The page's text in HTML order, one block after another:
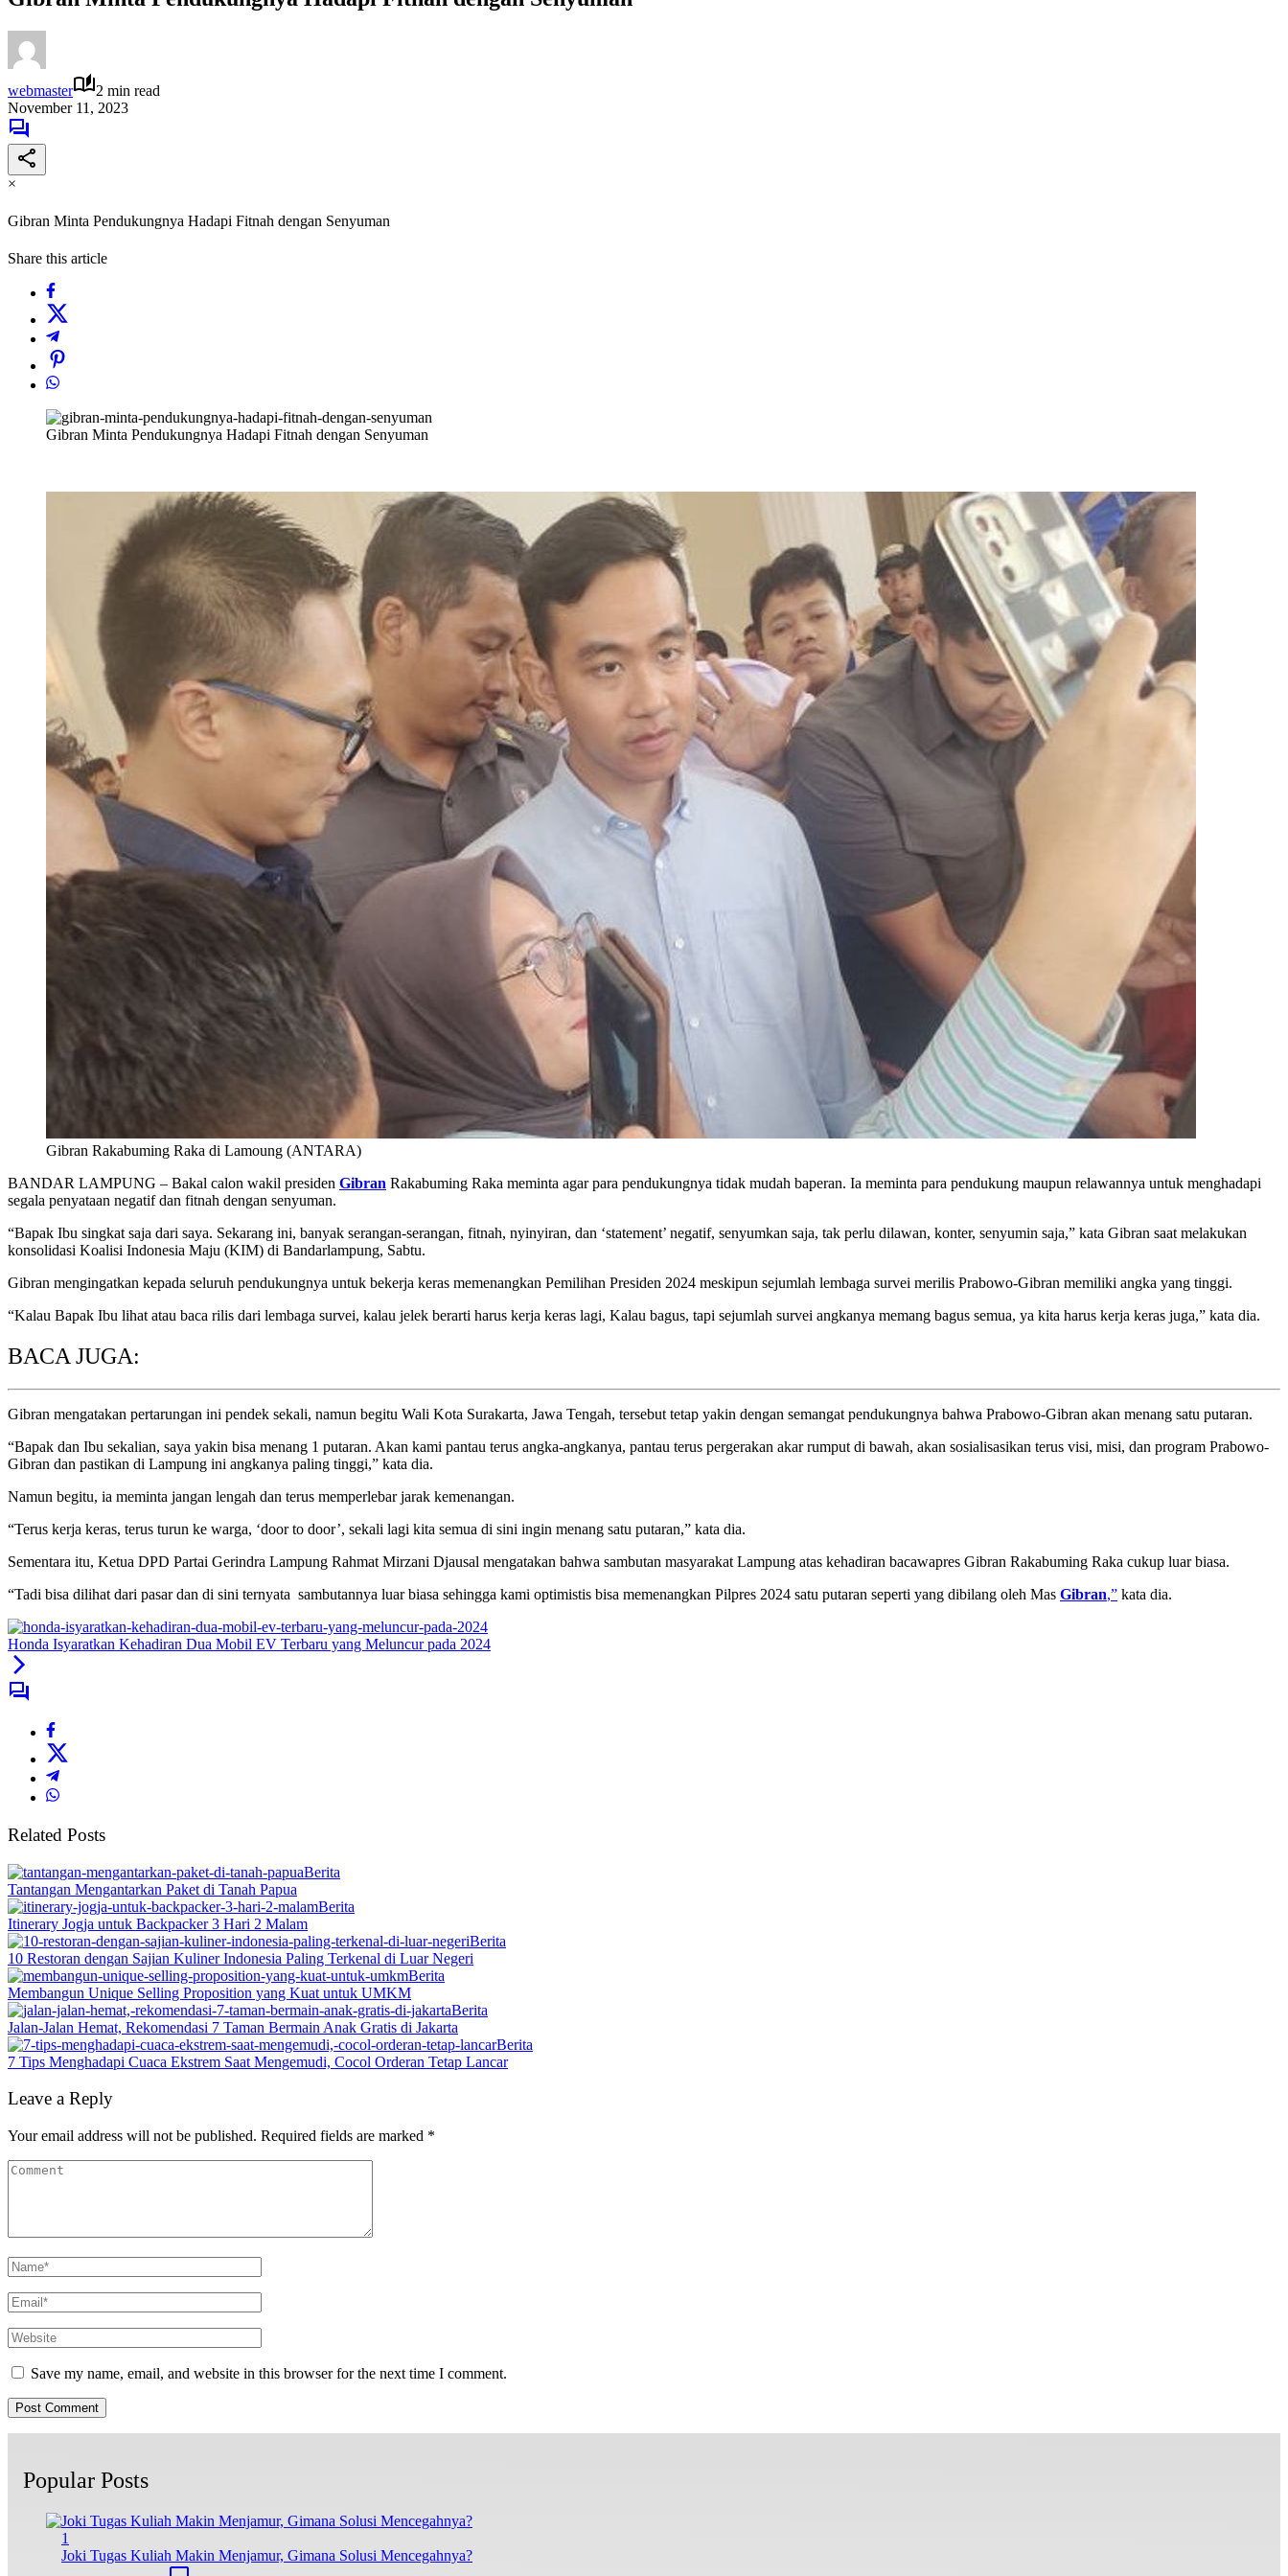
webmaster
2 min read
November 11, 2023
×
Gibran Minta Pendukungnya Hadapi Fitnah dengan Senyuman
Share this article
Gibran Minta Pendukungnya Hadapi Fitnah dengan Senyuman
Gibran Rakabuming Raka di Lamoung (ANTARA)
BANDAR LAMPUNG – Bakal calon wakil presiden Gibran Rakabuming Raka meminta agar para pendukungnya tidak mudah baperan. Ia meminta para pendukung maupun relawannya untuk menghadapi
segala penyataan negatif dan fitnah dengan senyuman.
“Bapak Ibu singkat saja dari saya. Sekarang ini, banyak serangan-serangan, fitnah, nyinyiran, dan ‘statement’ negatif, senyumkan saja, tak perlu dilawan, konter, senyumin saja,” kata Gibran saat melakukan
konsolidasi Koalisi Indonesia Maju (KIM) di Bandarlampung, Sabtu.
Gibran mengingatkan kepada seluruh pendukungnya untuk bekerja keras memenangkan Pemilihan Presiden 2024 meskipun sejumlah lembaga survei merilis Prabowo-Gibran memiliki angka yang tinggi.
“Kalau Bapak Ibu lihat atau baca rilis dari lembaga survei, kalau jelek berarti harus kerja keras lagi, Kalau bagus, tapi sejumlah survei angkanya memang bagus semua, ya kita harus kerja keras juga,” kata dia.
BACA JUGA:
Gibran mengatakan pertarungan ini pendek sekali, namun begitu Wali Kota Surakarta, Jawa Tengah, tersebut tetap yakin dengan semangat pendukungnya bahwa Prabowo-Gibran akan menang satu putaran.
“Bapak dan Ibu sekalian, saya yakin bisa menang 1 putaran. Akan kami pantau terus angka-angkanya, pantau terus pergerakan akar rumput di bawah, akan sosialisasikan terus visi, misi, dan program Prabowo-
Gibran dan pastikan di Lampung ini angkanya paling tinggi,” kata dia.
Namun begitu, ia meminta jangan lengah dan terus memperlebar jarak kemenangan.
“Terus kerja keras, terus turun ke warga, ‘door to door’, sekali lagi kita semua di sini ingin menang satu putaran,” kata dia.
Sementara itu, Ketua DPD Partai Gerindra Lampung Rahmat Mirzani Djausal mengatakan bahwa sambutan masyarakat Lampung atas kehadiran bacawapres Gibran Rakabuming Raka cukup luar biasa.
“Tadi bisa dilihat dari pasar dan di sini ternyata ​​​​​ sambutannya luar biasa sehingga kami optimistis bisa memenangkan Pilpres 2024 satu putaran seperti yang dibilang oleh Mas Gibran,” kata dia.
Honda Isyaratkan Kehadiran Dua Mobil EV Terbaru yang Meluncur pada 2024
Related Posts
Berita
Tantangan Mengantarkan Paket di Tanah Papua
Berita
Itinerary Jogja untuk Backpacker 3 Hari 2 Malam
Berita
10 Restoran dengan Sajian Kuliner Indonesia Paling Terkenal di Luar Negeri
Berita
Membangun Unique Selling Proposition yang Kuat untuk UMKM
Berita
Jalan-Jalan Hemat, Rekomendasi 7 Taman Bermain Anak Gratis di Jakarta
Berita
7 Tips Menghadapi Cuaca Ekstrem Saat Mengemudi, Cocol Orderan Tetap Lancar
Leave a Reply
Your email address will not be published. Required fields are marked *
Save my name, email, and website in this browser for the next time I comment.
Popular Posts
1
Joki Tugas Kuliah Makin Menjamur, Gimana Solusi Mencegahnya?